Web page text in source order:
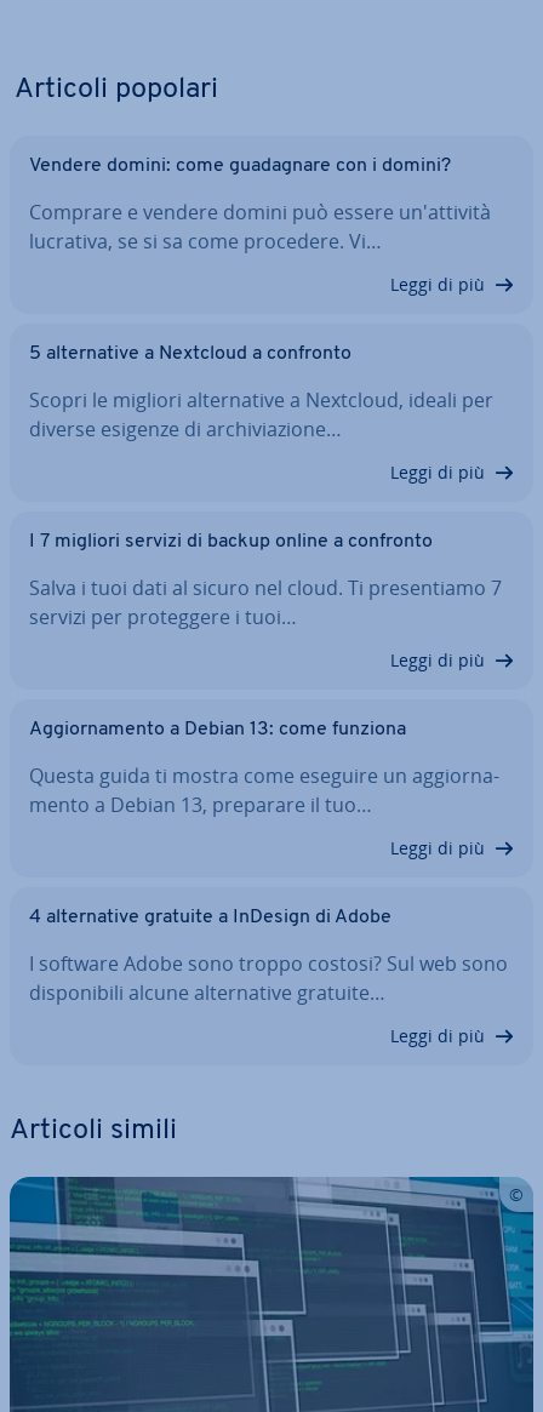
Articoli popolari
Vendere domini: come gua­da­gna­re con i domini?
Comprare e vendere domini può essere un'at­ti­vi­tà
lucrativa, se si sa come procedere. Vi…
Leggi di più
5 al­ter­na­ti­ve a Nextcloud a confronto
Scopri le migliori al­ter­na­ti­ve a Nextcloud, ideali per
diverse esigenze di ar­chi­via­zio­ne…
Leggi di più
I 7 migliori servizi di backup online a confronto
Salva i tuoi dati al sicuro nel cloud. Ti pre­sen­tia­mo 7
servizi per pro­teg­ge­re i tuoi…
Leggi di più
Ag­gior­na­men­to a Debian 13: come funziona
Questa guida ti mostra come eseguire un ag­gior­na­
men­to a Debian 13, preparare il tuo…
Leggi di più
4 al­ter­na­ti­ve gratuite a InDesign di Adobe
I software Adobe sono troppo costosi? Sul web sono
di­spo­ni­bi­li alcune al­ter­na­ti­ve gratuite…
Leggi di più
Articoli simili